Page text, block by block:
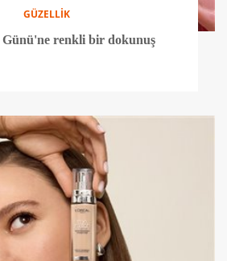
GÜZELLİK
renkli bir dokunuş